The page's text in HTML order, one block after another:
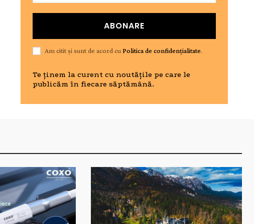
ABONARE
Am citit și sunt de acord cuPolitica de confidențialitate.
Te ținem la curent cu noutățile pe care le
publicăm în fiecare săptămână.